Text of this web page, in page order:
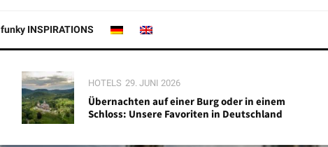
funky INSPIRATIONS
HOTELS 29. JUNI 2026
Übernachten auf einer Burg oder in einem
Schloss: Unsere Favoriten in Deutschland